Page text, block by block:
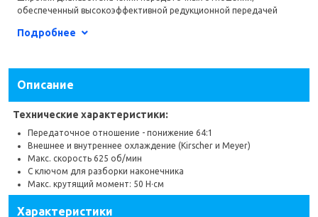
обеспеченный высокоэффективной редукционной передачей
наконечников для имплантологии от NSK.
Бренд
Подшипник Керамический
Фиксация бора Кнопочный зажим
Сменная головка Да
Подробнее
Описание
Технические характеристики:
Передаточное отношение - понижение 64:1
Внешнее и внутреннее охлаждение (Kirscher и Meyer)
Макс. скорость 625 об/мин
С ключом для разборки наконечника
Макс. крутящий момент: 50 Н·см
Характеристики